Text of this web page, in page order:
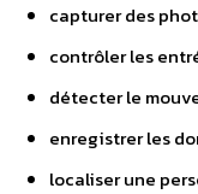
capturer des
contrôler les
détecter le
enregistrer les
localiser une